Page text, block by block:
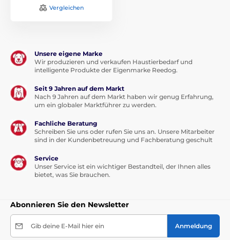
Vergleichen
Unsere eigene Marke
Wir produzieren und verkaufen Haustierbedarf und
intelligente Produkte der Eigenmarke Reedog.
Seit 9 Jahren auf dem Markt
Nach 9 Jahren auf dem Markt haben wir genug Erfahrung,
um ein globaler Marktführer zu werden.
Fachliche Beratung
Schreiben Sie uns oder rufen Sie uns an. Unsere Mitarbeiter
sind in der Kundenbetreuung und Fachberatung geschult
Service
Unser Service ist ein wichtiger Bestandteil, der Ihnen alles
bietet, was Sie brauchen.
Abonnieren Sie den Newsletter
Gib deine E-Mail hier ein Anmeldung